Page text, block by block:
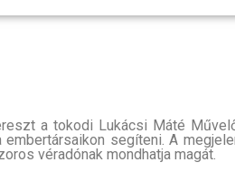
a tokodi Lukácsi Máté
segíteni. A
véradónak mondhatja magát.